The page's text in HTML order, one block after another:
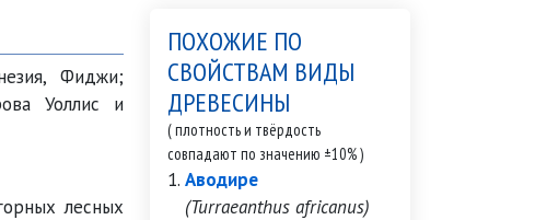
Фиджи;
Уоллис и
лесных
ПОХОЖИЕ ПО
СВОЙСТВАМ ВИДЫ
ДРЕВЕСИНЫ
( плотность и твёрдость
совпадают по значению ±10% )
Аводире
(Turraeanthus africanus)